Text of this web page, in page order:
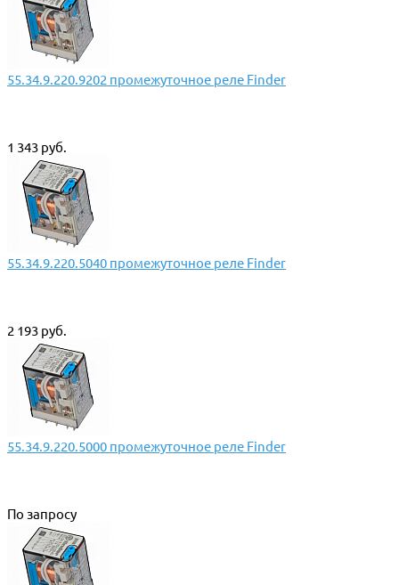
55.34.9.220.9202 промежуточное реле Finder
1 343 руб.
55.34.9.220.5040 промежуточное реле Finder
2 193 руб.
55.34.9.220.5000 промежуточное реле Finder
По запросу